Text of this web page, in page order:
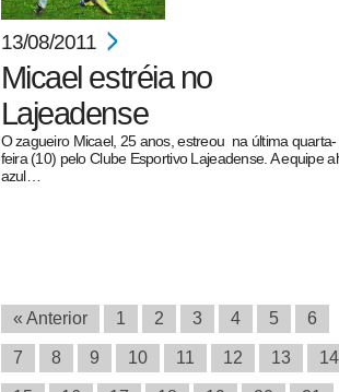
13/08/2011
Micael estréia no
Lajeadense
O zagueiro Micael, 25 anos, estreou na última quarta-
feira (10) pelo Clube Esportivo Lajeadense. A equipe
azul…
« Anterior 1 2 3 4 5 6
7 8 9 10 11 12 13 14